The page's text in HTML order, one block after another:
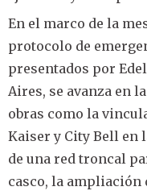
En el marco de la
protocolo de
presentados por
Aires, se avanza en
obras como la
Kaiser y City Bell en
de una red troncal
casco, la ampliación